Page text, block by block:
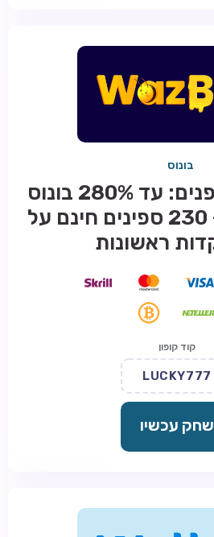
בונוס
חבילת קבלת פנים: עד 280% בונוס
עד €2,200 + 230 ספינים חינם על
קוד קופון
LUCKY777
שחק עכשיו